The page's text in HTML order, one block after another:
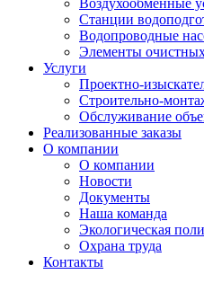
Станции
Водопроводные
Элементы
Услуги
Проектно-
Строительно-
Обслуживание
Реализованные заказы
О компании
О компании
Новости
Документы
Наша команда
Экологическая
Охрана труда
Контакты